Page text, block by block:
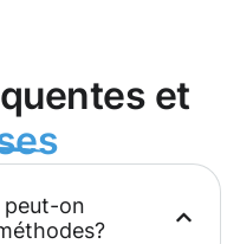
et
peut-on